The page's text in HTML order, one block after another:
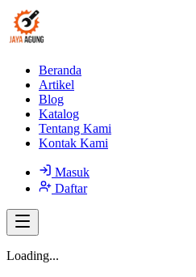
Beranda
Artikel
Blog
Katalog
Tentang Kami
Kontak Kami
Masuk
Daftar
Loading...